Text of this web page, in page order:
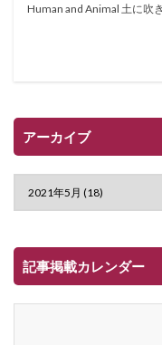
Human and Animal 土に吹
アーカイブ
記事掲載カレンダー